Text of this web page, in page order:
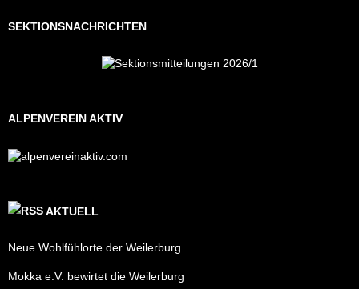
SEKTIONSNACHRICHTEN
ALPENVEREIN AKTIV
AKTUELL
Neue Wohlfühlorte der Weilerburg
Mokka e.V. bewirtet die Weilerburg